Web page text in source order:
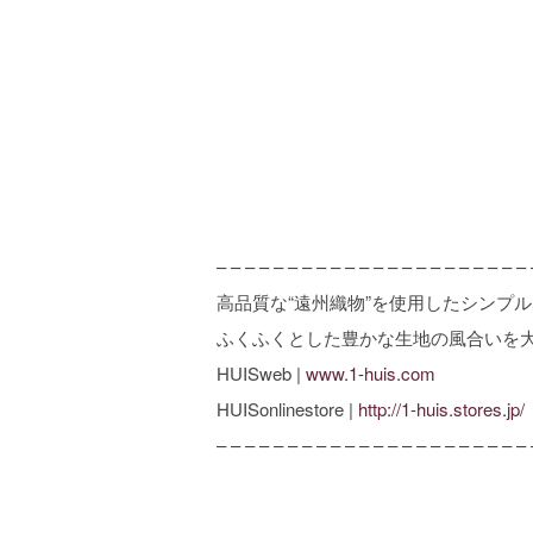
– – – – – – – – – – – – – – – – – – – – – –
高品質な“遠州織物”を使用したシンプル
ふくふくとした豊かな生地の風合いを大
HUISweb | www.1-huis.com
HUISonlinestore | http://1-huis.stores.jp/
– – – – – – – – – – – – – – – – – – – – – –